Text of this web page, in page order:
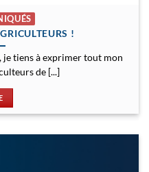
!
je tiens à exprimer tout mon
de [...]